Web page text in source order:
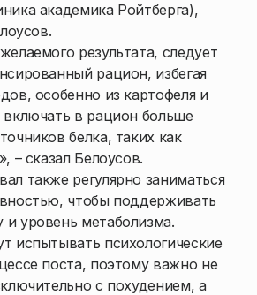
академика Ройтберга),
результата, следует
рацион, избегая
особенно из картофеля и
в рацион больше
белка, таких как
– сказал Белоусов.
также регулярно заниматься
чтобы поддерживать
уровень метаболизма.
испытывать психологические
поста, поэтому важно не
с похудением, а